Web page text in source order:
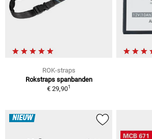
ROK-straps
Rokstraps spanbanden
€ 29,901
NIEUW